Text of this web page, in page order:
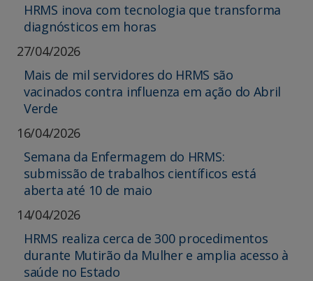
HRMS inova com tecnologia que transforma
diagnósticos em horas
27/04/2026
Mais de mil servidores do HRMS são
vacinados contra influenza em ação do Abril
Verde
16/04/2026
Semana da Enfermagem do HRMS:
submissão de trabalhos científicos está
aberta até 10 de maio
14/04/2026
HRMS realiza cerca de 300 procedimentos
durante Mutirão da Mulher e amplia acesso à
saúde no Estado